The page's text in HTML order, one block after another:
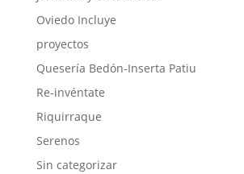
Oviedo Incluye
proyectos
Quesería Bedón-Inserta Patiu
Re-invéntate
Riquirraque
Serenos
Sin categorizar